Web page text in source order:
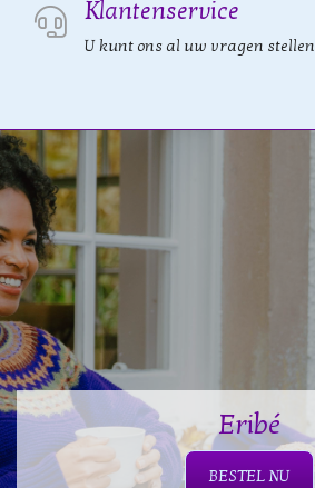
Klantenservice
U kunt ons al uw vragen stellen
Eribé
BESTEL NU